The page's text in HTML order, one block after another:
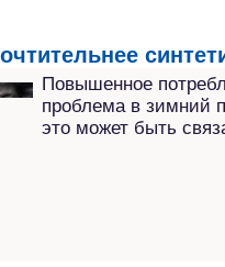
Повышенное
проблема в зимний
это может быть